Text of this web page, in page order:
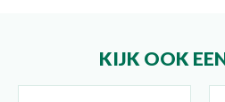
KIJK OOK